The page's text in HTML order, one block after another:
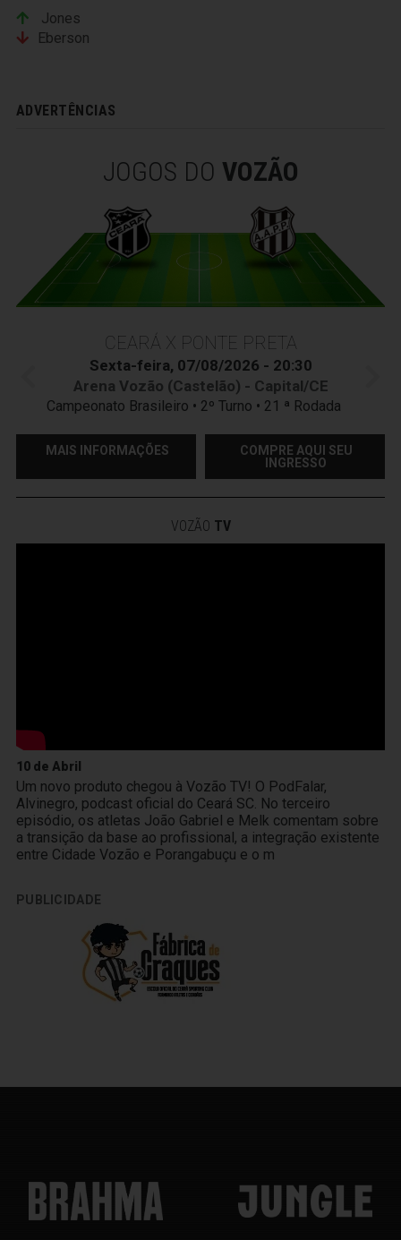
Jones
Eberson
ADVERTÊNCIAS
JOGOS DO VOZÃO
CEARÁ X PONTE PRETA
Sexta-feira, 07/08/2026 - 20:30
Arena Vozão (Castelão) - Capital/CE
Campeonato Brasileiro • 2º Turno • 21 ª Rodada
MAIS INFORMAÇÕES
COMPRE AQUI SEU
INGRESSO
VOZÃO TV
10 de Abril
Um novo produto chegou à Vozão TV! O PodFalar,
Alvinegro, podcast oficial do Ceará SC. No terceiro
episódio, os atletas João Gabriel e Melk comentam sobre
a transição da base ao profissional, a integração existente
entre Cidade Vozão e Porangabuçu e o m
PUBLICIDADE